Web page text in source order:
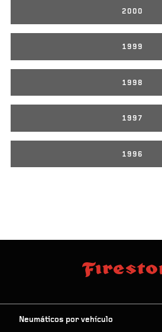
2000
1999
1998
1997
1996
Neumáticos por vehículo